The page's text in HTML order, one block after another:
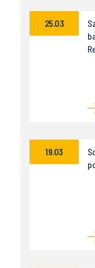
25.03
19.03